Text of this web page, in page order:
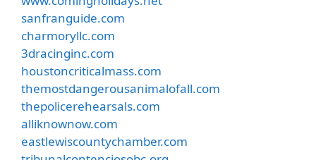
sanfranguide.com
charmoryllc.com
3dracinginc.com
houstoncriticalmass.com
themostdangerousanimalofall.com
thepolicerehearsals.com
alliknownow.com
eastlewiscountychamber.com